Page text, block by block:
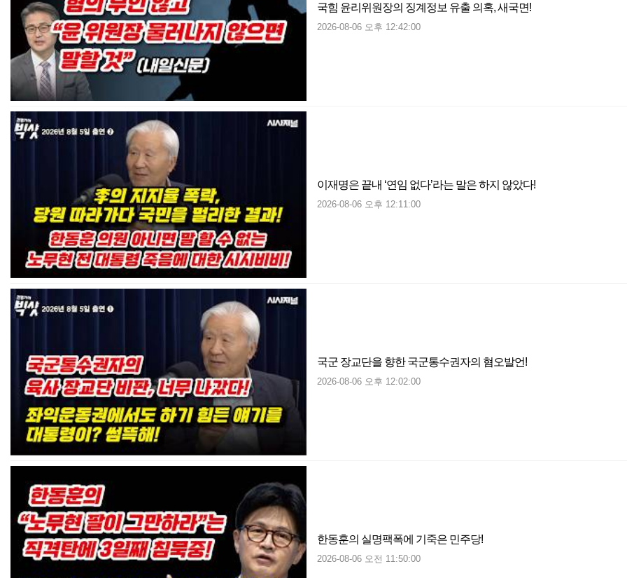
국힘 윤리위원장의 징계정보 유출 의혹, 새국면!
2026-08-06 오후 12:42:00
이재명은 끝내 ‘연임 없다’라는 말은 하지 않았다!
2026-08-06 오후 12:11:00
국군 장교단을 향한 국군통수권자의 혐오발언!
2026-08-06 오후 12:02:00
한동훈의 실명팩폭에 기죽은 민주당!
2026-08-06 오전 11:50:00